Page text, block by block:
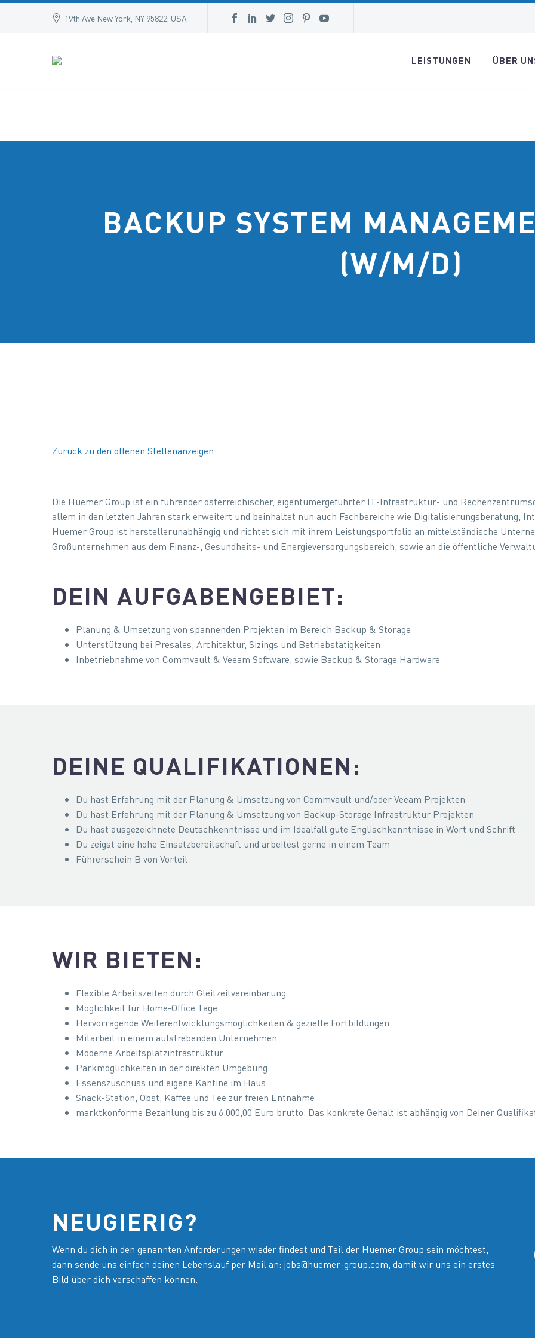
19th Ave New York, NY 95822, USA
LEISTUNGEN ÜBER
BACKUP SYSTEM
(W/M/D)
Zurück zu den offenen Stellenanzeigen
Die Huemer Group ist ein führender österreichischer, eigentümergeführter IT-Infrastruktur- und
allem in den letzten Jahren stark erweitert und beinhaltet nun auch Fachbereiche wie Digitalisierungsberatung,
Huemer Group ist herstellerunabhängig und richtet sich mit ihrem Leistungsportfolio an mittelständische
Großunternehmen aus dem Finanz-, Gesundheits- und Energieversorgungsbereich, sowie an die öffentliche
DEIN AUFGABENGEBIET:
Planung & Umsetzung von spannenden Projekten im Bereich Backup & Storage
Unterstützung bei Presales, Architektur, Sizings und Betriebstätigkeiten
Inbetriebnahme von Commvault & Veeam Software, sowie Backup & Storage Hardware
DEINE QUALIFIKATIONEN:
Du hast Erfahrung mit der Planung & Umsetzung von Commvault und/oder Veeam Projekten
Du hast Erfahrung mit der Planung & Umsetzung von Backup-Storage Infrastruktur Projekten
Du hast ausgezeichnete Deutschkenntnisse und im Idealfall gute Englischkenntnisse in Wort und Schrift
Du zeigst eine hohe Einsatzbereitschaft und arbeitest gerne in einem Team
Führerschein B von Vorteil
WIR BIETEN:
Flexible Arbeitszeiten durch Gleitzeitvereinbarung
Möglichkeit für Home-Office Tage
Hervorragende Weiterentwicklungsmöglichkeiten & gezielte Fortbildungen
Mitarbeit in einem aufstrebenden Unternehmen
Moderne Arbeitsplatzinfrastruktur
Parkmöglichkeiten in der direkten Umgebung
Essenszuschuss und eigene Kantine im Haus
Snack-Station, Obst, Kaffee und Tee zur freien Entnahme
marktkonforme Bezahlung bis zu 6.000,00 Euro brutto. Das konkrete Gehalt ist abhängig von Deiner
NEUGIERIG?
Wenn du dich in den genannten Anforderungen wieder findest und Teil der Huemer Group sein möchtest,
dann sende uns einfach deinen Lebenslauf per Mail an: jobs@huemer-group.com , damit wir uns ein erstes
Bild über dich verschaffen können.